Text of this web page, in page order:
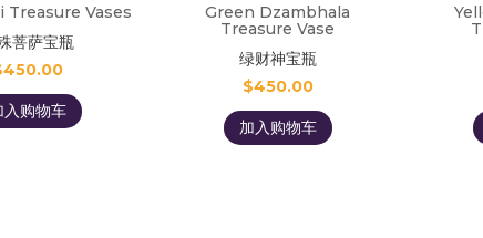
Treasure Vases
菩萨宝瓶
450.00
入购物车
Green Dzambhala
Treasure Vase
绿财神宝瓶
$450.00
加入购物车